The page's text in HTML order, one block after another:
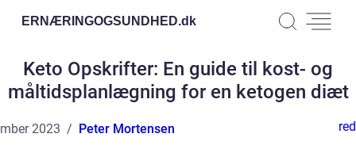
ERNÆRINGOGSUNDHED.dk
Keto Opskrifter: En guide til kost- og
måltidsplanlægning for en ketogen diæt
2023 Peter Mortensen